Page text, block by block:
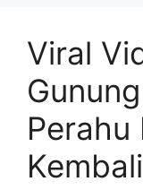
Viral
Perahu
Kembali